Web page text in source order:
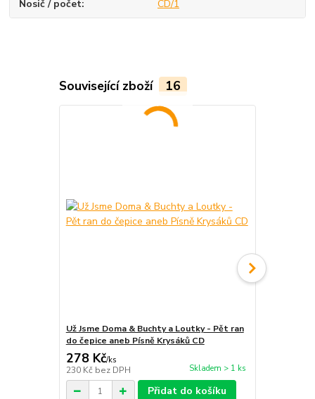
Nosič / počet CD/1
Související zboží 16
Už Jsme Doma & Buchty a Loutky - Pět ran
do čepice aneb Písně Krysáků CD
278 Kč/ks
230 Kč bez DPH Skladem > 1 ks
Přidat do košíku